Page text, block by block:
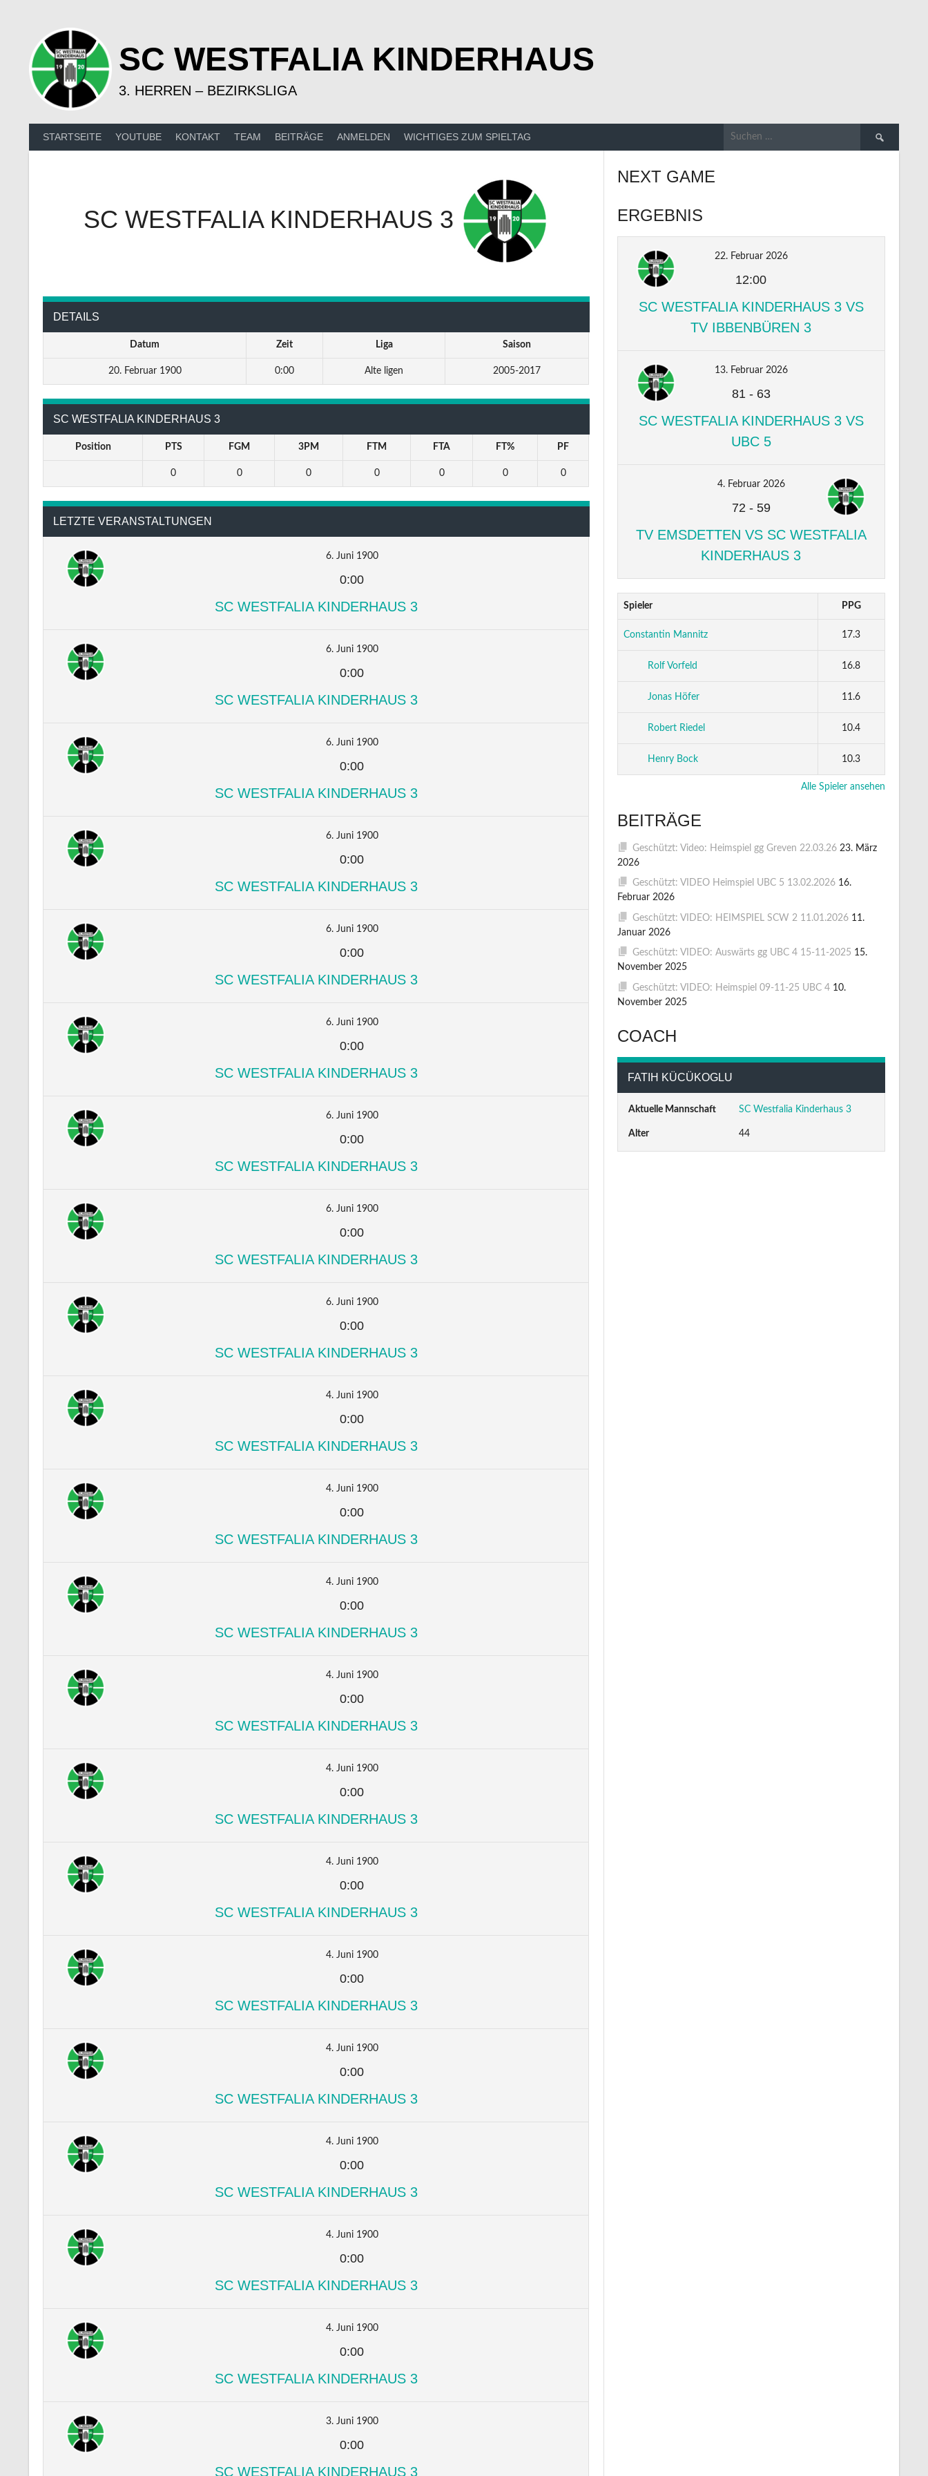
SC WESTFALIA KINDERHAUS
3. HERREN – BEZIRKSLIGA
STARTSEITE YOUTUBE KONTAKT TEAM BEITRÄGE ANMELDEN WICHTIGES ZUM SPIELTAG
Suchen
SC WESTFALIA KINDERHAUS 3
DETAILS
Datum Zeit Liga Saison
20. Februar 1900 0:00 Alte ligen 2005-2017
SC WESTFALIA KINDERHAUS 3
Position PTS FGM 3PM FTM FTA FT% PF
0 0 0 0 0 0 0
LETZTE VERANSTALTUNGEN
6. Juni 1900
0:00
SC WESTFALIA KINDERHAUS 3
6. Juni 1900
0:00
SC WESTFALIA KINDERHAUS 3
6. Juni 1900
0:00
SC WESTFALIA KINDERHAUS 3
6. Juni 1900
0:00
SC WESTFALIA KINDERHAUS 3
6. Juni 1900
0:00
SC WESTFALIA KINDERHAUS 3
6. Juni 1900
0:00
SC WESTFALIA KINDERHAUS 3
6. Juni 1900
0:00
SC WESTFALIA KINDERHAUS 3
6. Juni 1900
0:00
SC WESTFALIA KINDERHAUS 3
6. Juni 1900
0:00
SC WESTFALIA KINDERHAUS 3
4. Juni 1900
0:00
SC WESTFALIA KINDERHAUS 3
4. Juni 1900
0:00
SC WESTFALIA KINDERHAUS 3
4. Juni 1900
0:00
SC WESTFALIA KINDERHAUS 3
4. Juni 1900
0:00
SC WESTFALIA KINDERHAUS 3
4. Juni 1900
0:00
SC WESTFALIA KINDERHAUS 3
4. Juni 1900
0:00
SC WESTFALIA KINDERHAUS 3
4. Juni 1900
0:00
SC WESTFALIA KINDERHAUS 3
4. Juni 1900
0:00
SC WESTFALIA KINDERHAUS 3
4. Juni 1900
0:00
SC WESTFALIA KINDERHAUS 3
4. Juni 1900
0:00
SC WESTFALIA KINDERHAUS 3
4. Juni 1900
0:00
SC WESTFALIA KINDERHAUS 3
3. Juni 1900
0:00
SC WESTFALIA KINDERHAUS 3
NEXT GAME
ERGEBNIS
22. Februar 2026
12:00
SC WESTFALIA KINDERHAUS 3 VS
TV IBBENBÜREN 3
13. Februar 2026
81- 63
SC WESTFALIA KINDERHAUS 3 VS
UBC 5
4. Februar 2026
72- 59
TV EMSDETTEN VS SC WESTFALIA
KINDERHAUS 3
Spieler PPG
Constantin Mannitz 17.3
Rolf Vorfeld 16.8
Jonas Höfer 11.6
Robert Riedel 10.4
Henry Bock 10.3
Alle Spieler ansehen
BEITRÄGE
Geschützt: Video: Heimspiel gg Greven 22.03.26 23. März
2026
Geschützt: VIDEO Heimspiel UBC 5 13.02.2026 16.
Februar 2026
Geschützt: VIDEO: HEIMSPIEL SCW 2 11.01.2026 11.
Januar 2026
Geschützt: VIDEO: Auswärts gg UBC 4 15-11-2025 15.
November 2025
Geschützt: VIDEO: Heimspiel 09-11-25 UBC 4 10.
November 2025
COACH
FATIH KÜCÜKOGLU
Aktuelle Mannschaft SC Westfalia Kinderhaus 3
Alter 44